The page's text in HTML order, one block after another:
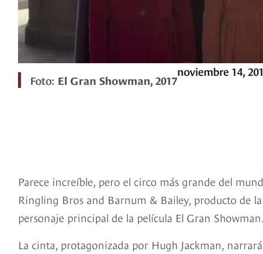
Foto: El Gran Showman, 2017
noviembre 14,
Parece increíble, pero el circo más grande del
Ringling Bros and Barnum & Bailey, producto de
personaje principal de la película El Gran Showman.
La cinta, protagonizada por Hugh Jackman,